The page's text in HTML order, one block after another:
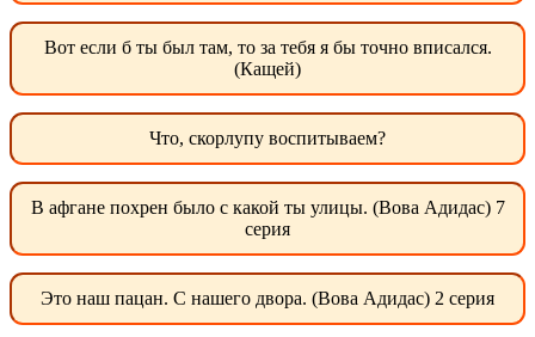
Вот если б ты был там, то за тебя я бы точно вписался.
(Кащей)
Что, скорлупу воспитываем?
В афгане похрен было с какой ты улицы. (Вова Адидас) 7
серия
Это наш пацан. С нашего двора. (Вова Адидас) 2 серия